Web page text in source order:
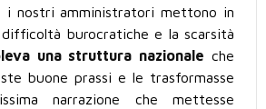
i nostri amministratori mettono in
burocratiche e la scarsità
una struttura nazionale che
buone prassi e le trasformasse
narrazione che mettesse